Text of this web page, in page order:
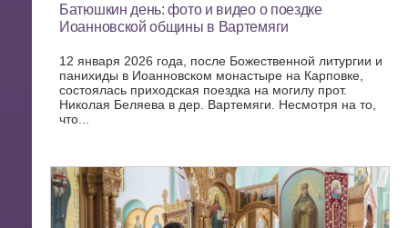
Батюшкин день: фото и видео о поездке
Иоанновской общины в Вартемяги
12 января 2026 года, после Божественной литургии и
панихиды в Иоанновском монастыре на Карповке,
состоялась приходская поездка на могилу прот.
Николая Беляева в дер. Вартемяги. Несмотря на то,
что...